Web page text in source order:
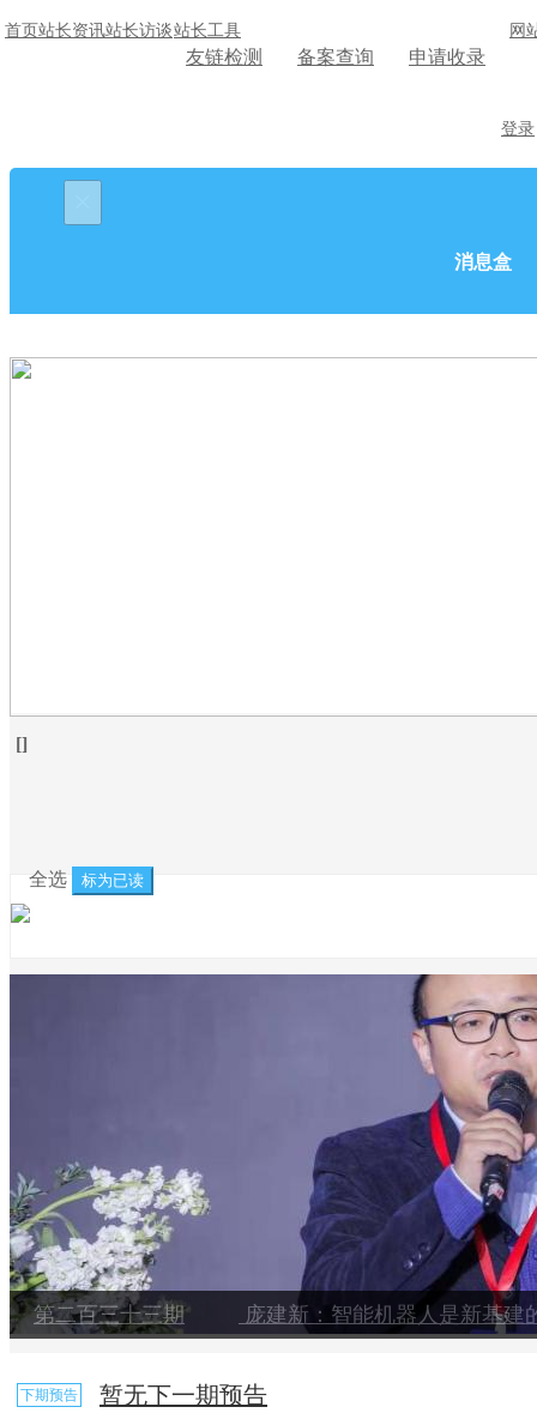
首页 站长资讯站长访谈站长工具
友链检测 备案查询 申请收录
网
登录
消息盒
[]
全选 标为已读
第二百三十三期 庞建新：智能机器人是新基建
下期预告 暂无下一期预告